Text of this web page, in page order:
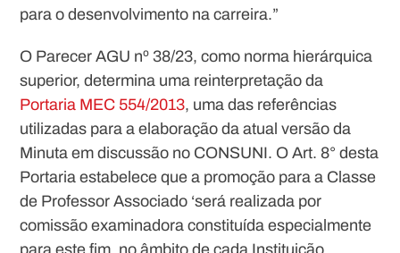
para o desenvolvimento na carreira.”
O Parecer AGU nº 38/23, como norma hierárquica
superior, determina uma reinterpretação da
Portaria MEC 554/2013, uma das referências
utilizadas para a elaboração da atual versão da
Minuta em discussão no CONSUNI. O Art. 8° desta
Portaria estabelece que a promoção para a Classe
de Professor Associado ‘será realizada por
comissão examinadora constituída especialmente
para este fim, no âmbito de cada Instituição